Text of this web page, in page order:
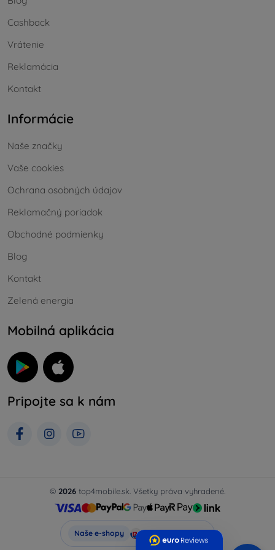
Cashback
Vrátenie
Reklamácia
Kontakt
Informácie
Naše značky
Vaše cookies
Ochrana osobných údajov
Reklamačný poriadok
Obchodné podmienky
Blog
Kontakt
Zelená energia
Mobilná aplikácia
Pripojte sa k nám
© 2026 top4mobile.sk. Všetky práva vyhradené.
Naše e-shopy Top4Mobile.sk